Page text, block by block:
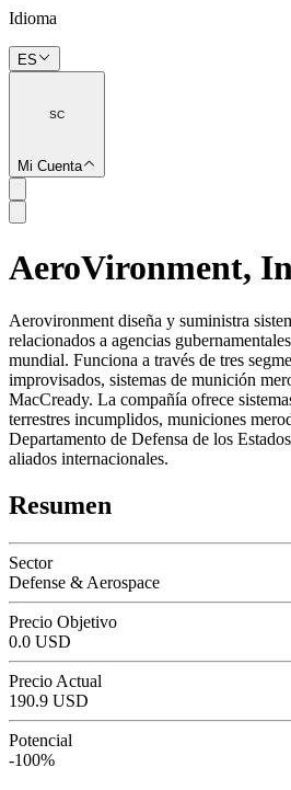
Idioma
ES
SC
Mi Cuenta
SC
AeroVironment,
Aerovironment diseña y suministra
relacionados a agencias
mundial. Funciona a través de tres
improvisados, sistemas de munición
MacCready. La compañía ofrece
terrestres incumplidos, municiones
Departamento de Defensa de los
aliados internacionales.
Resumen
Sector
Defense & Aerospace
Precio Objetivo
0.0 USD
Precio Actual
190.9 USD
Potencial
-100%